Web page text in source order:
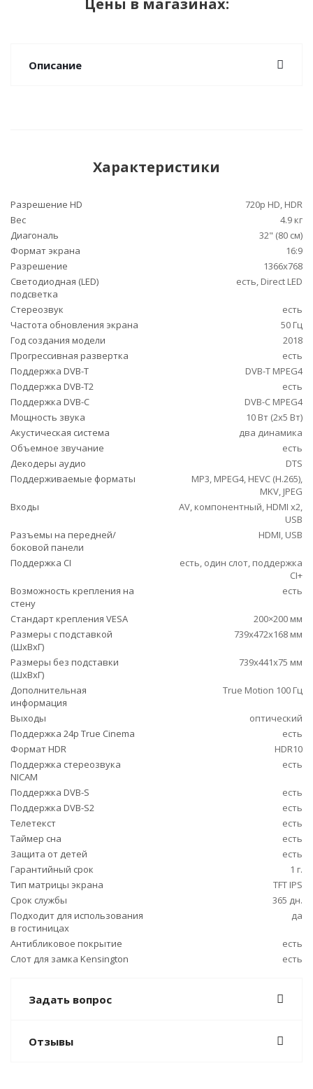
Цены в магазинах:
Описание
Характеристики
Разрешение HD
720p HD, HDR
Вес
4.9 кг
Диагональ
32" (80 см)
Формат экрана
16:9
Разрешение
1366x768
Светодиодная (LED)
подсветка
есть, Direct LED
Стереозвук
есть
Частота обновления экрана
50 Гц
Год создания модели
2018
Прогрессивная развертка
есть
Поддержка DVB-T
DVB-T MPEG4
Поддержка DVB-T2
есть
Поддержка DVB-C
DVB-C MPEG4
Мощность звука
10 Вт (2х5 Вт)
Акустическая система
два динамика
Объемное звучание
есть
Декодеры аудио
DTS
Поддерживаемые форматы
MP3, MPEG4, HEVC (H.265),
MKV, JPEG
Входы
AV, компонентный, HDMI x2,
USB
Разъемы на передней/
боковой панели
HDMI, USB
Поддержка CI
есть, один слот, поддержка
CI+
Возможность крепления на
стену
есть
Стандарт крепления VESA
200×200 мм
Размеры с подставкой
(ШxВxГ)
739x472x168 мм
Размеры без подставки
(ШxВxГ)
739x441x75 мм
Дополнительная
информация
True Motion 100 Гц
Выходы
оптический
Поддержка 24p True Cinema
есть
Формат HDR
HDR10
Поддержка стереозвука
NICAM
есть
Поддержка DVB-S
есть
Поддержка DVB-S2
есть
Телетекст
есть
Таймер сна
есть
Защита от детей
есть
Гарантийный срок
1 г.
Тип матрицы экрана
TFT IPS
Срок службы
365 дн.
Подходит для использования
в гостиницах
да
Антибликовое покрытие
есть
Слот для замка Kensington
есть
Задать вопрос
Отзывы